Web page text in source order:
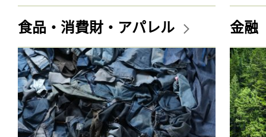
食品・消費財・アパレル 金融